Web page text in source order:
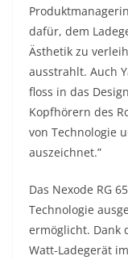
dafür, dem
Ästhetik zu
ausstrahlt. Auch
floss in das
Kopfhörern des
von Technologie
auszeichnet.”
Das Nexode RG
Technologie
ermöglicht. Dank
Watt-Ladegerät